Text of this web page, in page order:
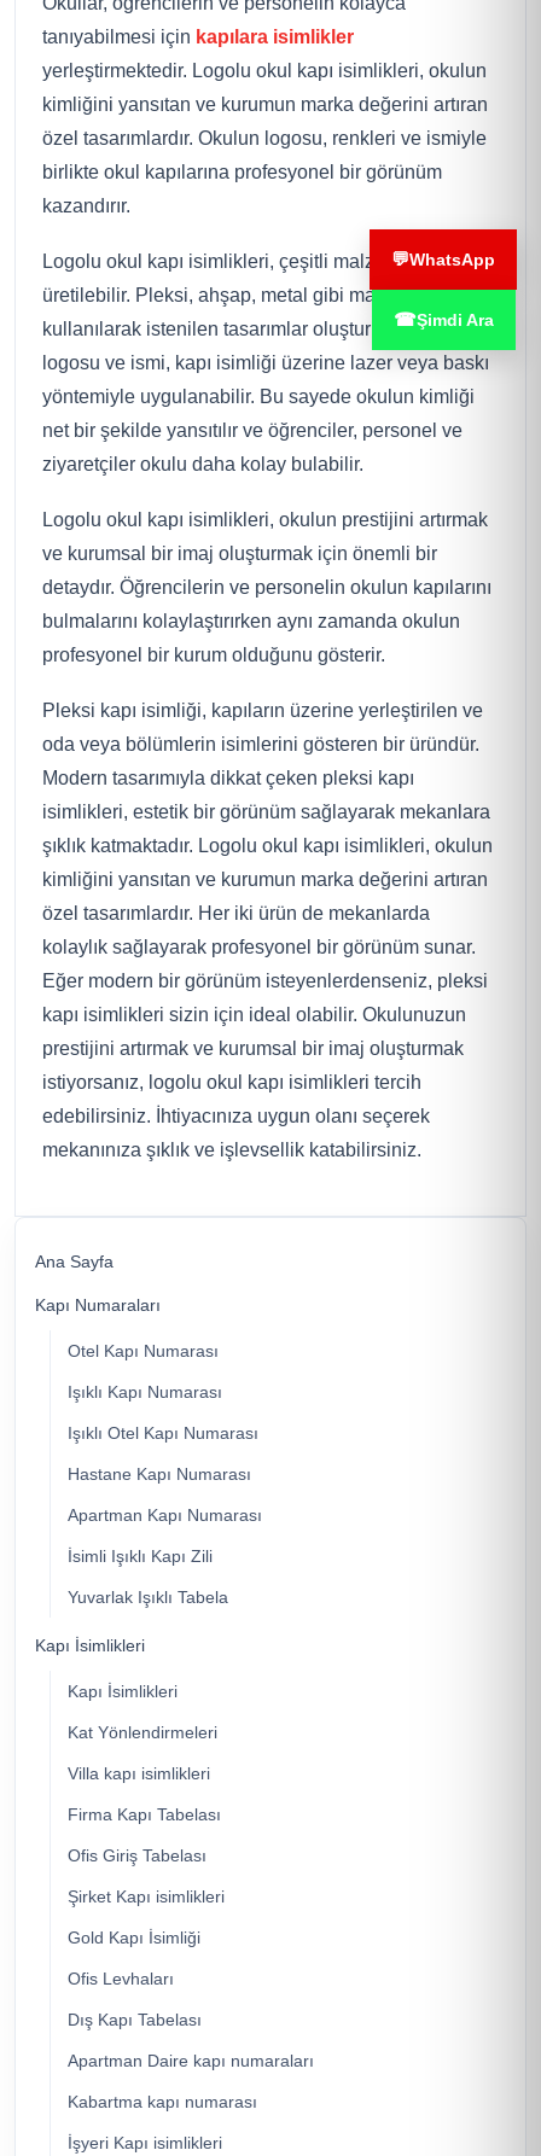
Ana Sayfa
Kapı Numaraları
Otel Kapı Numarası
Işıklı Kapı Numarası
Işıklı Otel Kapı Numarası
Hastane Kapı Numarası
Apartman Kapı Numarası
İsimli Işıklı Kapı Zili
Yuvarlak Işıklı Tabela
Kapı İsimlikleri
Kapı İsimlikleri
Kat Yönlendirmeleri
Villa kapı isimlikleri
Firma Kapı Tabelası
Ofis Giriş Tabelası
Şirket Kapı isimlikleri
Gold Kapı İsimliği
Ofis Levhaları
Dış Kapı Tabelası
Apartman Daire kapı numaraları
Kabartma kapı numarası
İşyeri Kapı isimlikleri
tanıyabilmesi için kapılara isimlikler
yerleştirmektedir. Logolu okul kapı isimlikleri, okulun
kimliğini yansıtan ve kurumun marka değerini artıran
özel tasarımlardır. Okulun logosu, renkleri ve ismiyle
birlikte okul kapılarına profesyonel bir görünüm
kazandırır.
Logolu okul kapı isimlikleri, çeşitli malzemelerden
üretilebilir. Pleksi, ahşap, metal gibi malzemeler
kullanılarak istenilen tasarımlar oluşturulabilir. Okulun
logosu ve ismi, kapı isimliği üzerine lazer veya baskı
yöntemiyle uygulanabilir. Bu sayede okulun kimliği
net bir şekilde yansıtılır ve öğrenciler, personel ve
ziyaretçiler okulu daha kolay bulabilir.
Logolu okul kapı isimlikleri, okulun prestijini artırmak
ve kurumsal bir imaj oluşturmak için önemli bir
detaydır. Öğrencilerin ve personelin okulun kapılarını
bulmalarını kolaylaştırırken aynı zamanda okulun
profesyonel bir kurum olduğunu gösterir.
Pleksi kapı isimliği, kapıların üzerine yerleştirilen ve
oda veya bölümlerin isimlerini gösteren bir üründür.
Modern tasarımıyla dikkat çeken pleksi kapı
isimlikleri, estetik bir görünüm sağlayarak mekanlara
şıklık katmaktadır. Logolu okul kapı isimlikleri, okulun
kimliğini yansıtan ve kurumun marka değerini artıran
özel tasarımlardır. Her iki ürün de mekanlarda
kolaylık sağlayarak profesyonel bir görünüm sunar.
Eğer modern bir görünüm isteyenlerdenseniz, pleksi
kapı isimlikleri sizin için ideal olabilir. Okulunuzun
prestijini artırmak ve kurumsal bir imaj oluşturmak
istiyorsanız, logolu okul kapı isimlikleri tercih
edebilirsiniz. İhtiyacınıza uygun olanı seçerek
mekanınıza şıklık ve işlevsellik katabilirsiniz.
💬WhatsApp
☎Şimdi Ara